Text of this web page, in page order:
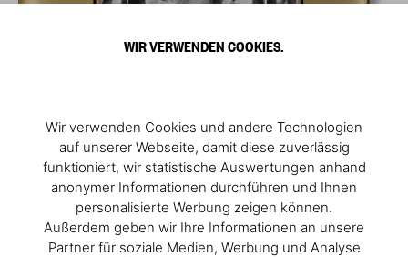
WIR VERWENDEN COOKIES.
Wir verwenden Cookies und andere Technologien
auf unserer Webseite, damit diese zuverlässig
funktioniert, wir statistische Auswertungen anhand
anonymer Informationen durchführen und Ihnen
personalisierte Werbung zeigen können.
Außerdem geben wir Ihre Informationen an unsere
Partner für soziale Medien, Werbung und Analyse